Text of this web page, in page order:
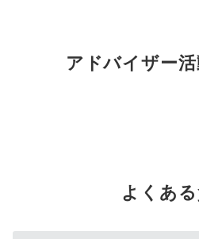
アドバイザー
よくあ